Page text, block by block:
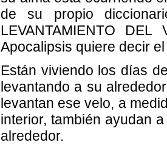
de su propio
LEVANTAMIENTO
Apocalipsis quiere decir
Están viviendo los días
levantando a su
levantan ese velo, a
interior, también ayudan
alrededor.